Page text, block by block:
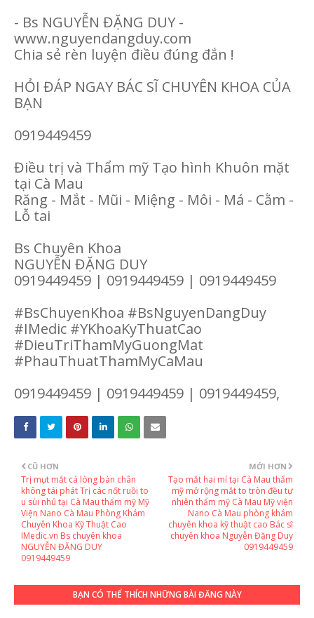
- Bs NGUYỄN ĐẶNG DUY -
www.nguyendangduy.com
Chia sẻ rèn luyện điều đúng đắn !
HỎI ĐÁP NGAY BÁC SĨ CHUYÊN KHOA CỦA
BẠN
0919449459
Điều trị và Thẩm mỹ Tạo hình Khuôn mặt
tại Cà Mau
Răng - Mắt - Mũi - Miệng - Môi - Má - Cằm -
Lỗ tai
Bs Chuyên Khoa
NGUYỄN ĐẶNG DUY
0919449459 | 0919449459 | 0919449459
#BsChuyenKhoa #BsNguyenDangDuy
#IMedic #YKhoaKyThuatCao
#DieuTriThamMyGuongMat
#PhauThuatThamMyCaMau
0919449459 | 0919449459 | 0919449459,
MỚI HƠN
Tạo mắt hai mí tại Cà Mau thẩm
mỹ mở rộng mắt to tròn đều tự
nhiên thẩm mỹ Cà Mau Mỹ viện
Nano Cà Mau phòng khám
chuyên khoa kỹ thuật cao Bác sĩ
chuyên khoa Nguyễn Đặng Duy
0919449459
CŨ HƠN
Trị mụt mắt cá lòng bàn chân
không tái phát Trị các nốt ruồi to
u sùi nhú tại Cà Mau thẩm mỹ Mỹ
Viện Nano Cà Mau Phòng Khám
Chuyên Khoa Kỹ Thuật Cao
IMedic.vn Bs chuyên khoa
NGUYỄN ĐẶNG DUY
0919449459
BẠN CÓ THỂ THÍCH NHỮNG BÀI ĐĂNG NÀY